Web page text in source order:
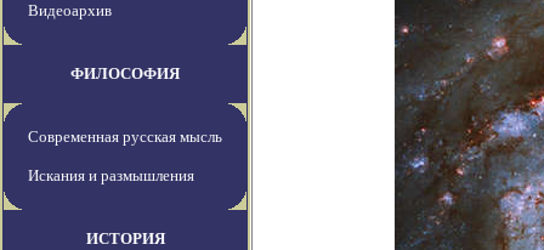
Видеоархив
ФИЛОСОФИЯ
Современная русская мысль
Искания и размышления
ИСТОРИЯ